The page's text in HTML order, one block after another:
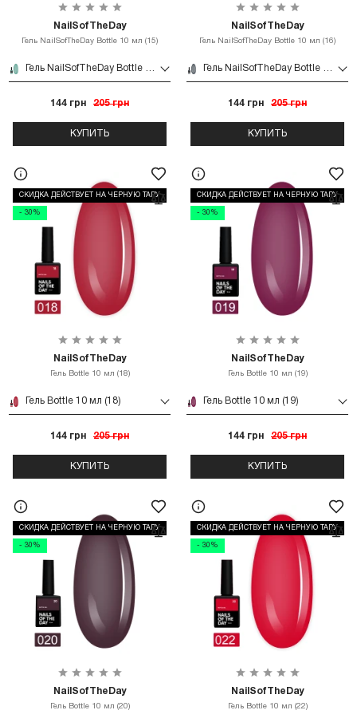
NailSofTheDay
Гель NailSofTheDay Bottle 10 мл (15)
Гель NailSofTheDay Bottle 10 мл (15)
144 грн 205 грн
КУПИТЬ
NailSofTheDay
Гель NailSofTheDay Bottle 10 мл (16)
Гель NailSofTheDay Bottle 10 мл (16)
144 грн 205 грн
КУПИТЬ
СКИДКА ДЕЙСТВУЕТ НА ЧЕРНУЮ ТАРУ
- 30%
NailSofTheDay
Гель Bottle 10 мл (18)
Гель Bottle 10 мл (18)
144 грн 205 грн
КУПИТЬ
СКИДКА ДЕЙСТВУЕТ НА ЧЕРНУЮ ТАРУ
- 30%
NailSofTheDay
Гель Bottle 10 мл (19)
Гель Bottle 10 мл (19)
144 грн 205 грн
КУПИТЬ
СКИДКА ДЕЙСТВУЕТ НА ЧЕРНУЮ ТАРУ
- 30%
NailSofTheDay
Гель Bottle 10 мл (20)
СКИДКА ДЕЙСТВУЕТ НА ЧЕРНУЮ ТАРУ
- 30%
NailSofTheDay
Гель Bottle 10 мл (22)